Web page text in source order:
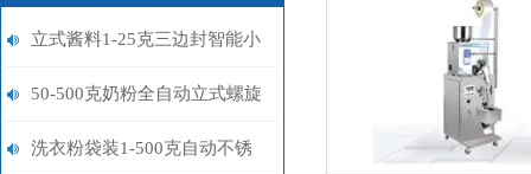
立式酱料1-25克三边封智能小
型包装机用途
50-500克奶粉全自动立式螺旋
包装机价格
洗衣粉袋装1-500克自动不锈